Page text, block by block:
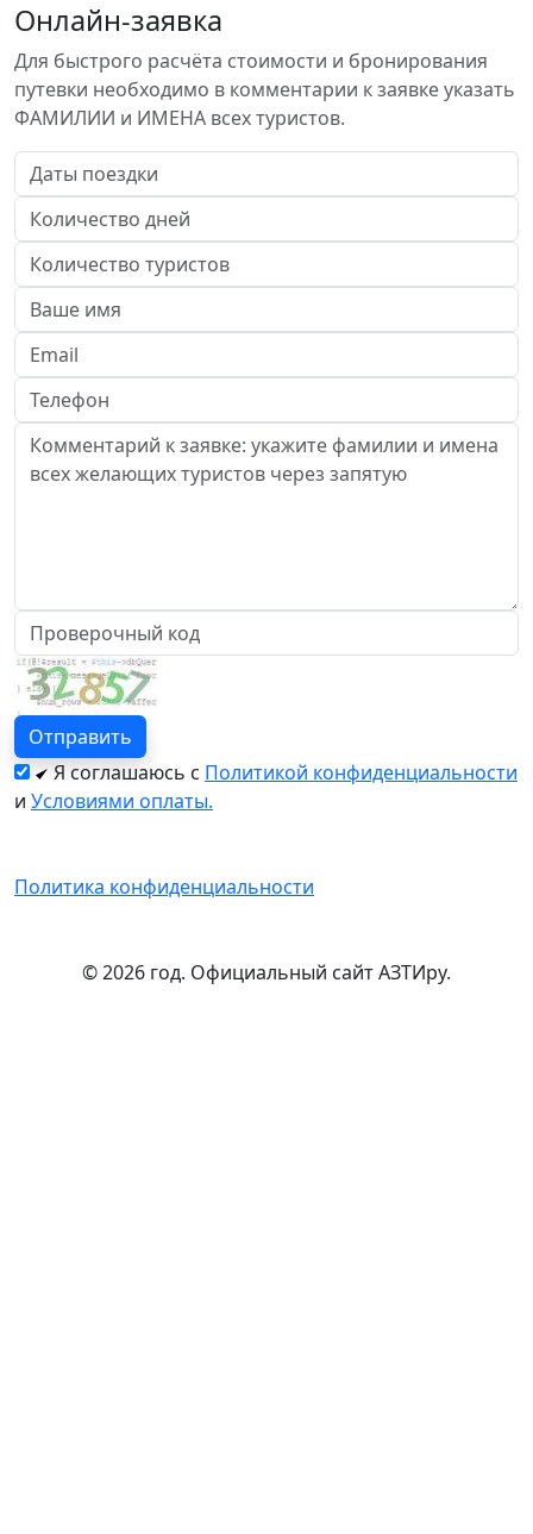
Онлайн-заявка
Для быстрого расчёта стоимости и бронирования
путевки необходимо в комментарии к заявке указать
ФАМИЛИИ и ИМЕНА всех туристов.
Я соглашаюсь с Политикой конфиденциальности
и Условиями оплаты.
Политика конфиденциальности
© 2026 год. Официальный сайт АЗТИру.